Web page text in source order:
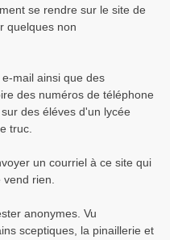
se rendre sur le site de
quelques non
mail ainsi que des
des numéros de téléphone
des éléves d'un lycée
truc.
un courriel à ce site qui
rien.
anonymes. Vu
sceptiques, la pinaillerie et